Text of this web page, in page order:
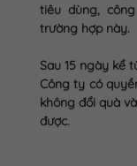
tiêu dùng,
trường hợp này.
Sau 15 ngày kể
Công ty có
không đổi quà
được.